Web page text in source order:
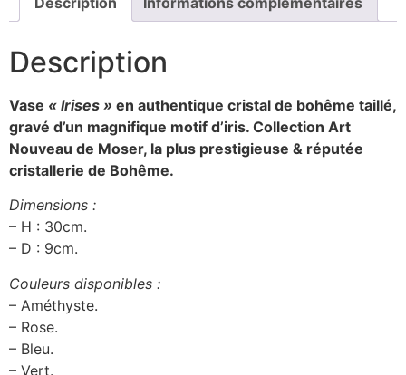
Description
Vase « Irises » en authentique cristal de bohême taillé,
gravé d’un magnifique motif d’iris. Collection Art
Nouveau de Moser, la plus prestigieuse & réputée
cristallerie de Bohême.
Dimensions :
– H : 30cm.
– D : 9cm.
Couleurs disponibles :
– Améthyste.
– Rose.
– Bleu.
– Vert.